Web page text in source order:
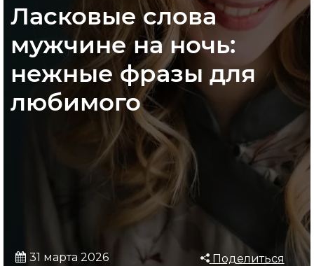
Ласковые слова
мужчине на ночь:
нежные фразы для
любимого
31 марта 2026 Поделиться